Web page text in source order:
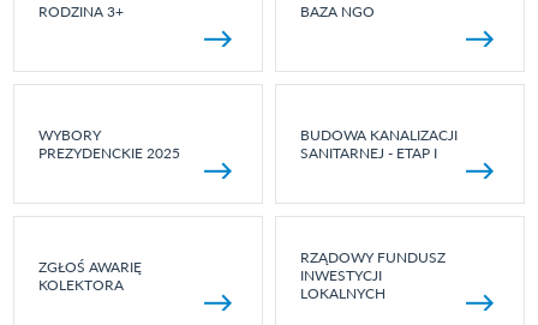
RODZINA 3+ BAZA NGO
WYBORY
PREZYDENCKIE 2025
BUDOWA KANALIZACJI
SANITARNEJ - ETAP I
ZGŁOŚ AWARIĘ
KOLEKTORA
RZĄDOWY FUNDUSZ
INWESTYCJI
LOKALNYCH